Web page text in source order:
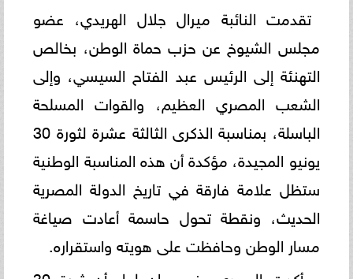
تقدمت النائبة ميرال جلال الهريدي، عضو
مجلس الشيوخ عن حزب حماة الوطن، بخالص
التهنئة إلى الرئيس عبد الفتاح السيسي، وإلى
الشعب المصري العظيم، والقوات المسلحة
الباسلة، بمناسبة الذكرى الثالثة عشرة لثورة 30
يونيو المجيدة، مؤكدة أن هذه المناسبة الوطنية
ستظل علامة فارقة في تاريخ الدولة المصرية
الحديث، ونقطة تحول حاسمة أعادت صياغة
مسار الوطن وحافظت على هويته واستقراره.